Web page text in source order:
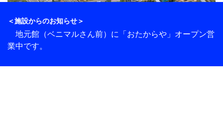
＜施設からのお知らせ＞
地元館（ベニマルさん前）に「おたからや」オープン営
業中です。